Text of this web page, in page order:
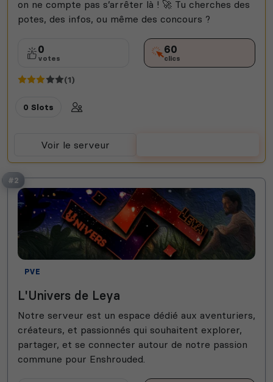
on ne compte pas s’arrêter là ! 🚀 Tu cherches des
potes, des infos, ou même des concours ?
0
votes
60
clics
(1)
0 Slots
Voir le serveur
#2
PVE
L'Univers de Leya
Notre serveur est un espace dédié aux aventuriers,
créateurs, et passionnés qui souhaitent explorer,
partager, et se connecter autour de notre passion
commune pour Enshrouded.